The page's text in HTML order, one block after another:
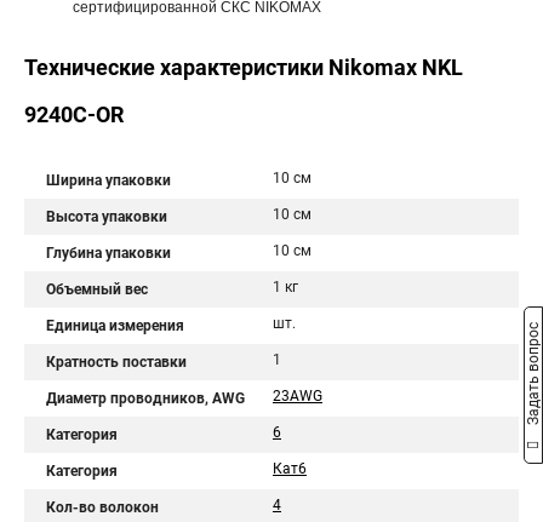
сертифицированной СКС NIKOMAX
Технические характеристики Nikomax NKL
9240C-OR
Ширина упаковки 10 см
Высота упаковки 10 см
Глубина упаковки 10 см
Объемный вес 1 кг
Единица измерения шт.
Кратность поставки 1
Диаметр проводников, AWG 23AWG
Категория 6
Категория Кат6
Кол-во волокон 4
Задать вопрос